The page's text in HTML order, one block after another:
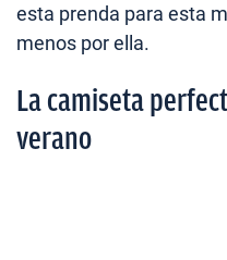
esta prenda para esta
menos por ella.
La camiseta
verano